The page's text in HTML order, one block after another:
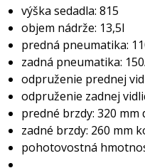
výška sedadla: 815
objem nádrže: 13,5l
predná pneumatika:
zadná pneumatika:
odpruženie prednej
odpruženie zadnej
predné brzdy: 320 mm
zadné brzdy: 260 mm
pohotovostná